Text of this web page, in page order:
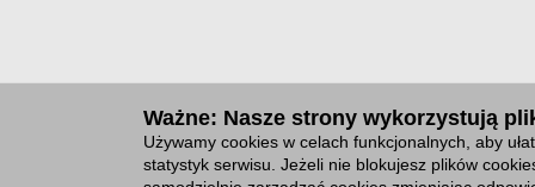
Ważne: Nasze strony wykorzystują
Używamy cookies w celach funkcjonalnych, aby
statystyk serwisu. Jeżeli nie blokujesz plików